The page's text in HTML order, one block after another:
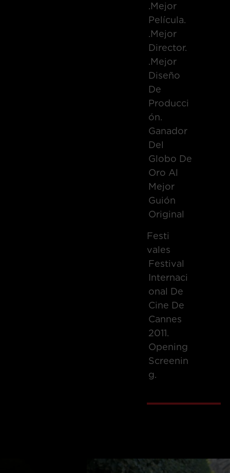
.Mejor
Película.
.Mejor
Director.
.Mejor
Diseño
De
Producci
Ón.
Ganador
Del
Globo De
Oro Al
Mejor
Guión
Original
Festi
Vales
Festival
Internaci
Onal De
Cine De
Cannes
2011.
Opening
Screenin
G.